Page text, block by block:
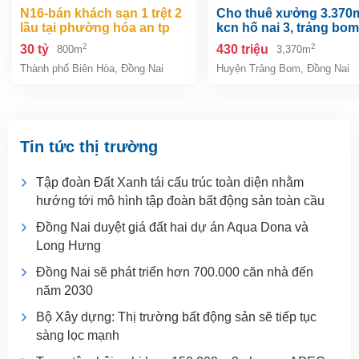
n16-bán khách sạn 1 trệt 2
lầu tại phường hóa an tp
biên hòa dt 800m2 giá 30 tỷ
30 tỷ 800m2
Thành phố Biên Hòa, Đồng Nai
cho thuê xưởng 3.370m2 .
kcn hố nai 3, trảng
đồng nai
430 triệu 3,370m2
Huyện Trảng Bom, Đồng Nai
Tin tức thị trường
Tập đoàn Đất Xanh tái cấu trúc toàn diện nhằm
hướng tới mô hình tập đoàn bất động sản toàn cầu
Đồng Nai duyệt giá đất hai dự án Aqua Dona và
Long Hưng
Đồng Nai sẽ phát triển hơn 700.000 căn nhà đến
năm 2030
Bộ Xây dựng: Thị trường bất động sản sẽ tiếp tục
sàng lọc mạnh